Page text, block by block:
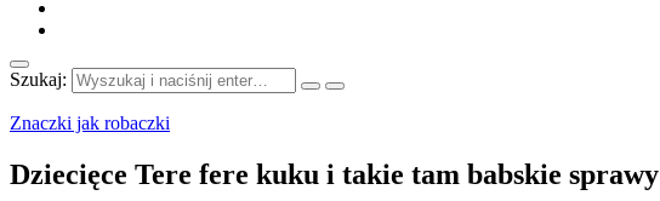
Szukaj:
Znaczki jak robaczki
Dziecięce Tere fere kuku i takie tam babskie sprawy